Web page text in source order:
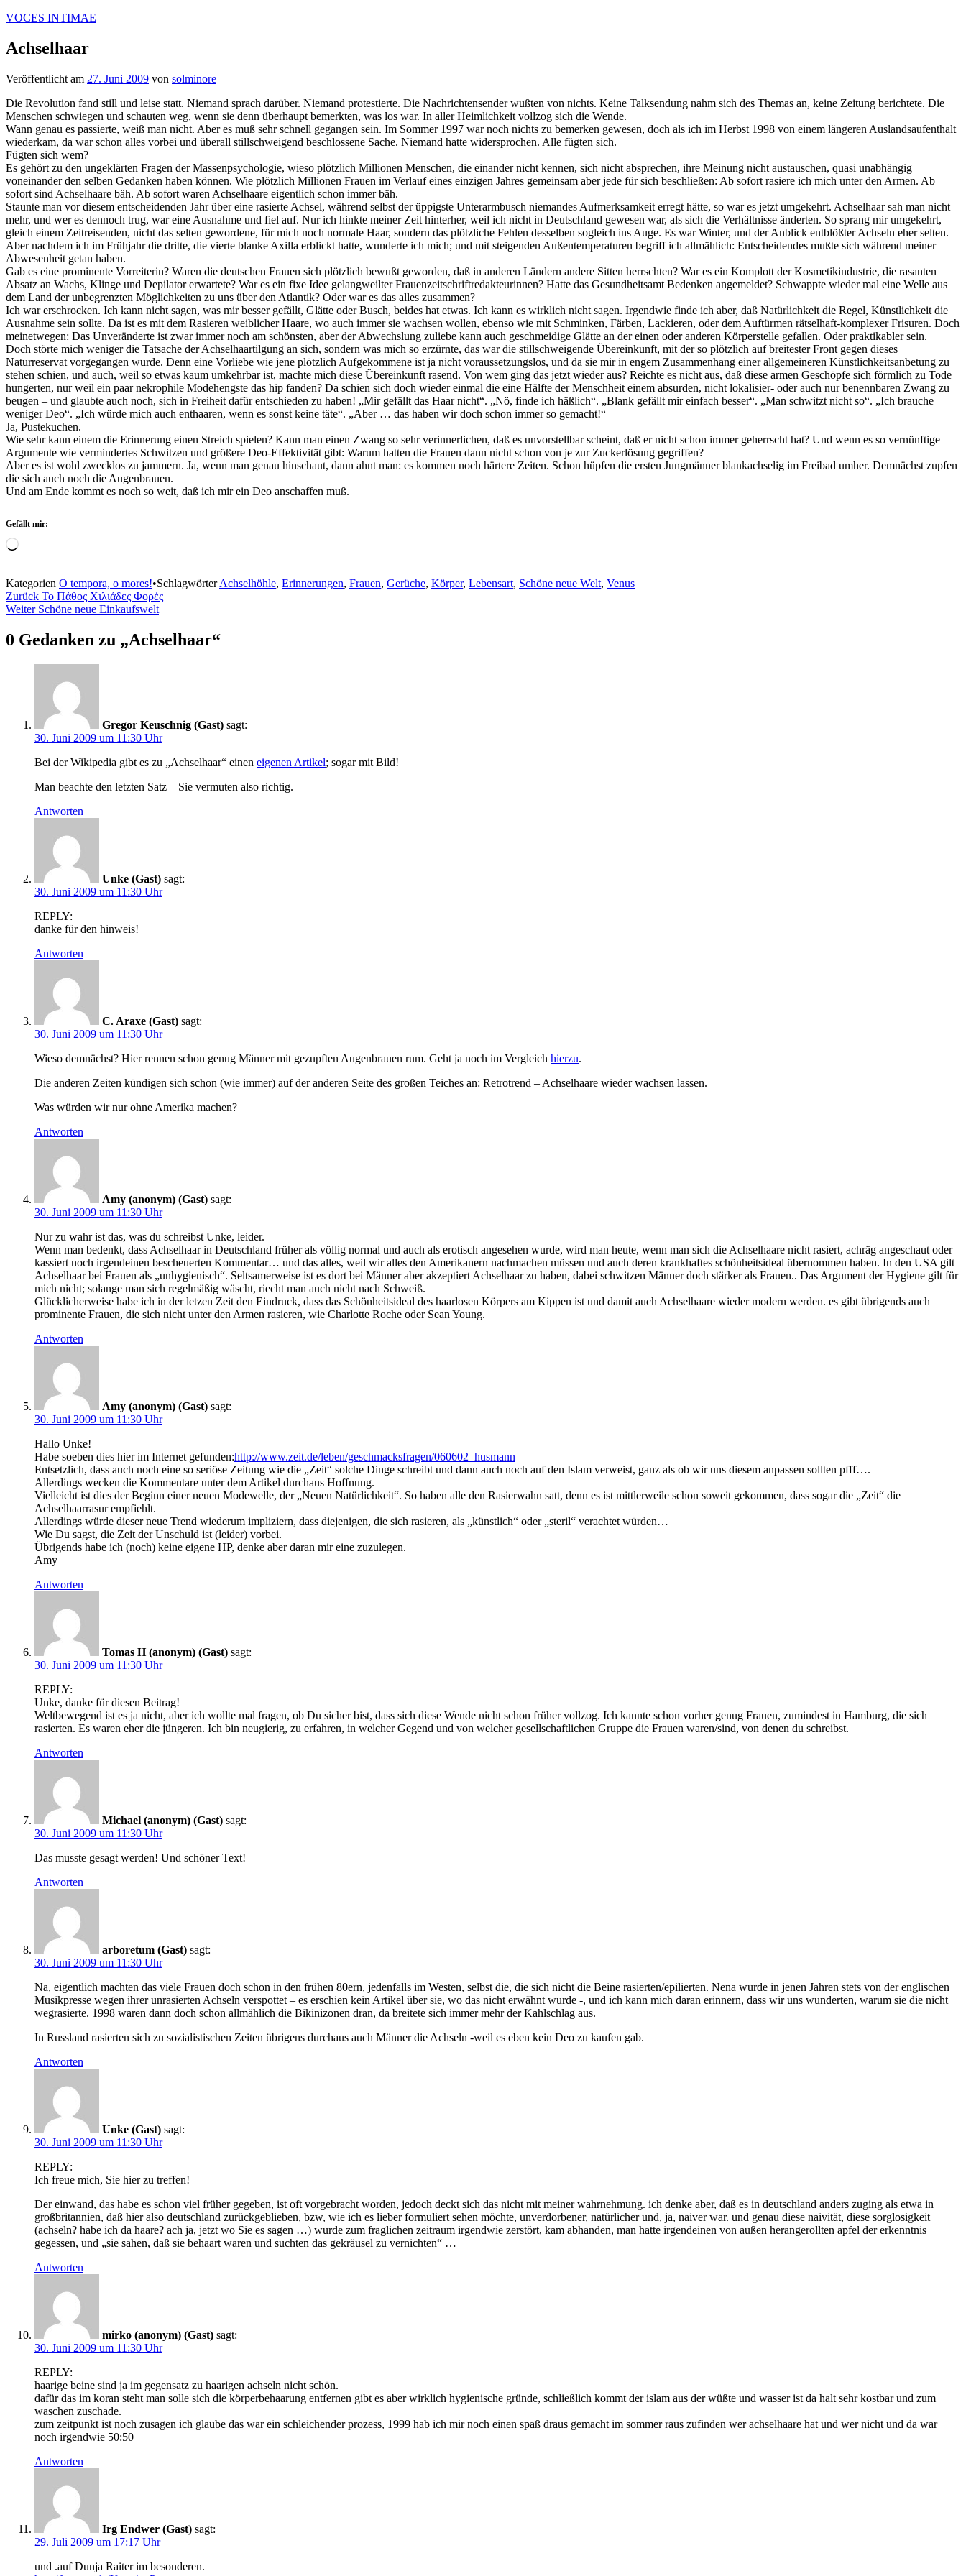
Zum
springen
VOCES INTIMAE
Achselhaar
Veröffentlicht am 27. Juni 2009 von solminore
Die Revolution fand still und leise statt. Niemand sprach darüber. Niemand protestierte. Die Nachrichtensender wußten von nichts. Keine Talksendung nahm sich des Themas an, keine Zeitung berichtete. Die
Menschen schwiegen und schauten weg, wenn sie denn überhaupt bemerkten, was los war. In aller Heimlichkeit vollzog sich die Wende.
Wann genau es passierte, weiß man nicht. Aber es muß sehr schnell gegangen sein. Im Sommer 1997 war noch nichts zu bemerken gewesen, doch als ich im Herbst 1998 von einem längeren Auslandsaufenthalt
wiederkam, da war schon alles vorbei und überall stillschweigend beschlossene Sache. Niemand hatte widersprochen. Alle fügten sich.
Fügten sich wem?
Es gehört zu den ungeklärten Fragen der Massenpsychologie, wieso plötzlich Millionen Menschen, die einander nicht kennen, sich nicht absprechen, ihre Meinung nicht austauschen, quasi unabhängig
voneinander den selben Gedanken haben können. Wie plötzlich Millionen Frauen im Verlauf eines einzigen Jahres gemeinsam aber jede für sich beschließen: Ab sofort rasiere ich mich unter den Armen. Ab
sofort sind Achselhaare bäh. Ab sofort waren Achselhaare eigentlich schon immer bäh.
Staunte man vor diesem entscheidenden Jahr über eine rasierte Achsel, während selbst der üppigste Unterarmbusch niemandes Aufmerksamkeit erregt hätte, so war es jetzt umgekehrt. Achselhaar sah man nicht
mehr, und wer es dennoch trug, war eine Ausnahme und fiel auf. Nur ich hinkte meiner Zeit hinterher, weil ich nicht in Deutschland gewesen war, als sich die Verhältnisse änderten. So sprang mir umgekehrt,
gleich einem Zeitreisenden, nicht das selten gewordene, für mich noch normale Haar, sondern das plötzliche Fehlen desselben sogleich ins Auge. Es war Winter, und der Anblick entblößter Achseln eher selten.
Aber nachdem ich im Frühjahr die dritte, die vierte blanke Axilla erblickt hatte, wunderte ich mich; und mit steigenden Außentemperaturen begriff ich allmählich: Entscheidendes mußte sich während meiner
Abwesenheit getan haben.
Gab es eine prominente Vorreiterin? Waren die deutschen Frauen sich plötzlich bewußt geworden, daß in anderen Ländern andere Sitten herrschten? War es ein Komplott der Kosmetikindustrie, die rasanten
Absatz an Wachs, Klinge und Depilator erwartete? War es ein fixe Idee gelangweilter Frauenzeitschriftredakteurinnen? Hatte das Gesundheitsamt Bedenken angemeldet? Schwappte wieder mal eine Welle aus
dem Land der unbegrenzten Möglichkeiten zu uns über den Atlantik? Oder war es das alles zusammen?
Ich war erschrocken. Ich kann nicht sagen, was mir besser gefällt, Glätte oder Busch, beides hat etwas. Ich kann es wirklich nicht sagen. Irgendwie finde ich aber, daß Natürlichkeit die Regel, Künstlichkeit die
Ausnahme sein sollte. Da ist es mit dem Rasieren weiblicher Haare, wo auch immer sie wachsen wollen, ebenso wie mit Schminken, Färben, Lackieren, oder dem Auftürmen rätselhaft-komplexer Frisuren. Doch
meinetwegen: Das Unveränderte ist zwar immer noch am schönsten, aber der Abwechslung zuliebe kann auch geschmeidige Glätte an der einen oder anderen Körperstelle gefallen. Oder praktikabler sein.
Doch störte mich weniger die Tatsache der Achselhaartilgung an sich, sondern was mich so erzürnte, das war die stillschweigende Übereinkunft, mit der so plötzlich auf breitester Front gegen dieses
Naturreservat vorgegangen wurde. Denn eine Vorliebe wie jene plötzlich Aufgekommene ist ja nicht voraussetzungslos, und da sie mir in engem Zusammenhang einer allgemeineren Künstlichkeitsanbetung zu
stehen schien, und auch, weil so etwas kaum umkehrbar ist, machte mich diese Übereinkunft rasend. Von wem ging das jetzt wieder aus? Reichte es nicht aus, daß diese armen Geschöpfe sich förmlich zu Tode
hungerten, nur weil ein paar nekrophile Modehengste das hip fanden? Da schien sich doch wieder einmal die eine Hälfte der Menschheit einem absurden, nicht lokalisier- oder auch nur benennbaren Zwang zu
beugen – und glaubte auch noch, sich in Freiheit dafür entschieden zu haben! „Mir gefällt das Haar nicht“. „Nö, finde ich häßlich“. „Blank gefällt mir einfach besser“. „Man schwitzt nicht so“. „Ich brauche
weniger Deo“. „Ich würde mich auch enthaaren, wenn es sonst keine täte“. „Aber … das haben wir doch schon immer so gemacht!“
Ja, Pustekuchen.
Wie sehr kann einem die Erinnerung einen Streich spielen? Kann man einen Zwang so sehr verinnerlichen, daß es unvorstellbar scheint, daß er nicht schon immer geherrscht hat? Und wenn es so vernünftige
Argumente wie vermindertes Schwitzen und größere Deo-Effektivität gibt: Warum hatten die Frauen dann nicht schon von je zur Zuckerlösung gegriffen?
Aber es ist wohl zwecklos zu jammern. Ja, wenn man genau hinschaut, dann ahnt man: es kommen noch härtere Zeiten. Schon hüpfen die ersten Jungmänner blankachselig im Freibad umher. Demnächst zupfen
die sich auch noch die Augenbrauen.
Und am Ende kommt es noch so weit, daß ich mir ein Deo anschaffen muß.
Gefällt mir:
Wird
Kategorien O tempora, o mores!•SchlagwörterAchselhöhle, Erinnerungen, Frauen, Gerüche, Körper, Lebensart, Schöne neue Welt, Venus
Beitragsnavigation
Zurück Το Πάθος Χιλιάδες Φορές
Weiter Schöne neue Einkaufswelt
0 Gedanken zu „Achselhaar“
Gregor Keuschnig (Gast) sagt:
30. Juni 2009 um 11:30 Uhr
Bei der Wikipedia gibt es zu „Achselhaar“ einen eigenen Artikel; sogar mit Bild!
Man beachte den letzten Satz – Sie vermuten also richtig.
Antworten
Unke (Gast) sagt:
30. Juni 2009 um 11:30 Uhr
REPLY:
danke für den hinweis!
Antworten
C. Araxe (Gast) sagt:
30. Juni 2009 um 11:30 Uhr
Wieso demnächst? Hier rennen schon genug Männer mit gezupften Augenbrauen rum. Geht ja noch im Vergleich hierzu.
Die anderen Zeiten kündigen sich schon (wie immer) auf der anderen Seite des großen Teiches an: Retrotrend – Achselhaare wieder wachsen lassen.
Was würden wir nur ohne Amerika machen?
Antworten
Amy (anonym) (Gast) sagt:
30. Juni 2009 um 11:30 Uhr
Nur zu wahr ist das, was du schreibst Unke, leider.
Wenn man bedenkt, dass Achselhaar in Deutschland früher als völlig normal und auch als erotisch angesehen wurde, wird man heute, wenn man sich die Achselhaare nicht rasiert, achräg angeschaut oder
kassiert noch irgendeinen bescheuerten Kommentar… und das alles, weil wir alles den Amerikanern nachmachen müssen und auch deren krankhaftes schönheitsideal übernommen haben. In den USA gilt
Achselhaar bei Frauen als „unhygienisch“. Seltsamerweise ist es dort bei Männer aber akzeptiert Achselhaar zu haben, dabei schwitzen Männer doch stärker als Frauen.. Das Argument der Hygiene gilt für
mich nicht; solange man sich regelmäßig wäscht, riecht man auch nicht nach Schweiß.
Glücklicherweise habe ich in der letzen Zeit den Eindruck, dass das Schönheitsideal des haarlosen Körpers am Kippen ist und damit auch Achselhaare wieder modern werden. es gibt übrigends auch
prominente Frauen, die sich nicht unter den Armen rasieren, wie Charlotte Roche oder Sean Young.
Antworten
Amy (anonym) (Gast) sagt:
30. Juni 2009 um 11:30 Uhr
Hallo Unke!
Habe soeben dies hier im Internet gefunden:http://www.zeit.de/leben/geschmacksfragen/060602_husmann
Entsetzlich, dass auch noch eine so seriöse Zeitung wie die „Zeit“ solche Dinge schreibt und dann auch noch auf den Islam verweist, ganz als ob wir uns diesem anpassen sollten pfff….
Allerdings wecken die Kommentare unter dem Artikel durchaus Hoffnung.
Vielleicht ist dies der Beginn einer neuen Modewelle, der „Neuen Natürlichkeit“. So haben alle den Rasierwahn satt, denn es ist mittlerweile schon soweit gekommen, dass sogar die „Zeit“ die
Achselhaarrasur empfiehlt.
Allerdings würde dieser neue Trend wiederum impliziern, dass diejenigen, die sich rasieren, als „künstlich“ oder „steril“ verachtet würden…
Wie Du sagst, die Zeit der Unschuld ist (leider) vorbei.
Übrigends habe ich (noch) keine eigene HP, denke aber daran mir eine zuzulegen.
Amy
Antworten
Tomas H (anonym) (Gast) sagt:
30. Juni 2009 um 11:30 Uhr
REPLY:
Unke, danke für diesen Beitrag!
Weltbewegend ist es ja nicht, aber ich wollte mal fragen, ob Du sicher bist, dass sich diese Wende nicht schon früher vollzog. Ich kannte schon vorher genug Frauen, zumindest in Hamburg, die sich
rasierten. Es waren eher die jüngeren. Ich bin neugierig, zu erfahren, in welcher Gegend und von welcher gesellschaftlichen Gruppe die Frauen waren/sind, von denen du schreibst.
Antworten
Michael (anonym) (Gast) sagt:
30. Juni 2009 um 11:30 Uhr
Das musste gesagt werden! Und schöner Text!
Antworten
arboretum (Gast) sagt:
30. Juni 2009 um 11:30 Uhr
Na, eigentlich machten das viele Frauen doch schon in den frühen 80ern, jedenfalls im Westen, selbst die, die sich nicht die Beine rasierten/epilierten. Nena wurde in jenen Jahren stets von der englischen
Musikpresse wegen ihrer unrasierten Achseln verspottet – es erschien kein Artikel über sie, wo das nicht erwähnt wurde -, und ich kann mich daran erinnern, dass wir uns wunderten, warum sie die nicht
wegrasierte. 1998 waren dann doch schon allmählich die Bikinizonen dran, da breitete sich immer mehr der Kahlschlag aus.
In Russland rasierten sich zu sozialistischen Zeiten übrigens durchaus auch Männer die Achseln -weil es eben kein Deo zu kaufen gab.
Antworten
Unke (Gast) sagt:
30. Juni 2009 um 11:30 Uhr
REPLY:
Ich freue mich, Sie hier zu treffen!
Der einwand, das habe es schon viel früher gegeben, ist oft vorgebracht worden, jedoch deckt sich das nicht mit meiner wahrnehmung. ich denke aber, daß es in deutschland anders zuging als etwa in
großbritannien, daß hier also deutschland zurückgeblieben, bzw, wie ich es lieber formuliert sehen möchte, unverdorbener, natürlicher und, ja, naiver war. und genau diese naivität, diese sorglosigkeit
(achseln? habe ich da haare? ach ja, jetzt wo Sie es sagen …) wurde zum fraglichen zeitraum irgendwie zerstört, kam abhanden, man hatte irgendeinen von außen herangerollten apfel der erkenntnis
gegessen, und „sie sahen, daß sie behaart waren und suchten das gekräusel zu vernichten“ …
Antworten
mirko (anonym) (Gast) sagt:
30. Juni 2009 um 11:30 Uhr
REPLY:
haarige beine sind ja im gegensatz zu haarigen achseln nicht schön.
dafür das im koran steht man solle sich die körperbehaarung entfernen gibt es aber wirklich hygienische gründe, schließlich kommt der islam aus der wüßte und wasser ist da halt sehr kostbar und zum
waschen zuschade.
zum zeitpunkt ist noch zusagen ich glaube das war ein schleichender prozess, 1999 hab ich mir noch einen spaß draus gemacht im sommer raus zufinden wer achselhaare hat und wer nicht und da war
noch irgendwie 50:50
Antworten
Irg Endwer (Gast) sagt:
29. Juli 2009 um 17:17 Uhr
und .auf Dunja Raiter im besonderen.